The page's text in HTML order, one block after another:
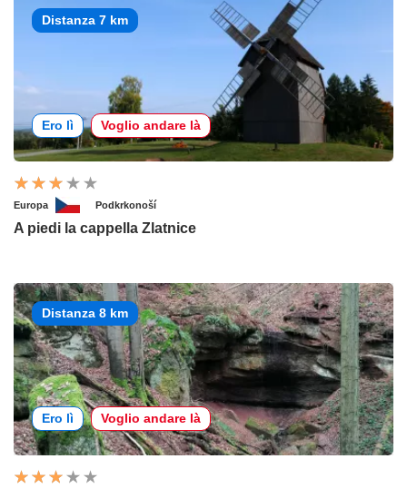
Distanza 7 km
Ero lì Voglio andare là
Europa Podkrkonoší
A piedi la cappella Zlatnice
Distanza 8 km
Ero lì Voglio andare là